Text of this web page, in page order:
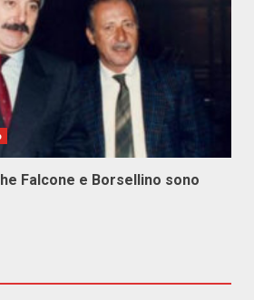
Falcone e Borsellino sono